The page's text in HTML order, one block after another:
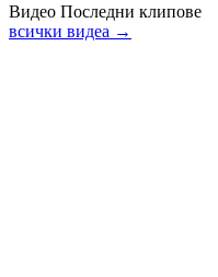
Видео Последни клипове
всички видеа →